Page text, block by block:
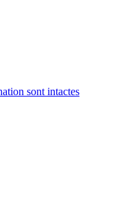
sont intactes